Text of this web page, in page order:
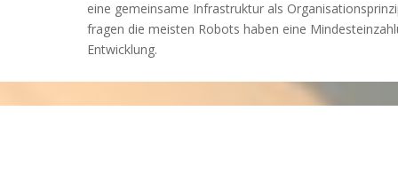
eine gemeinsame Infrastruktur als
fragen die meisten Robots haben eine
Entwicklung.